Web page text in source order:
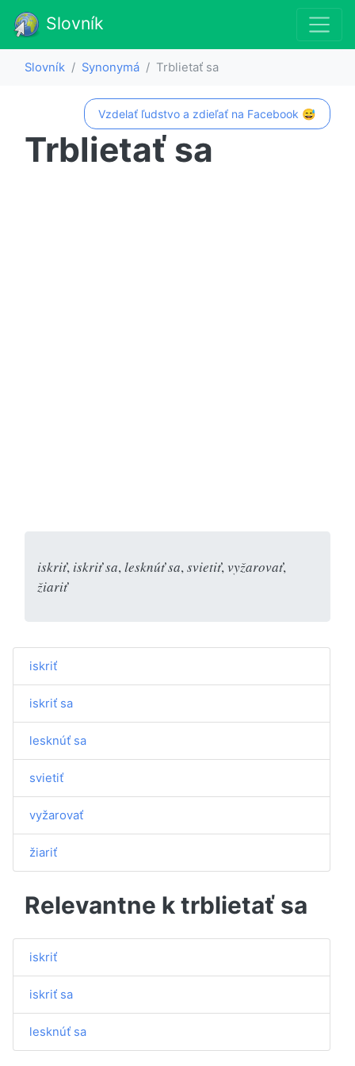
Slovník
Slovník Synonymá Trblietať sa
Vzdelať ľudstvo a zdieľať na Facebook 😅
Trblietať sa
iskriť, iskriť sa, lesknúť sa, svietiť, vyžarovať,
žiariť
iskriť
iskriť sa
lesknúť sa
svietiť
vyžarovať
žiariť
Relevantne k trblietať sa
iskriť
iskriť sa
lesknúť sa